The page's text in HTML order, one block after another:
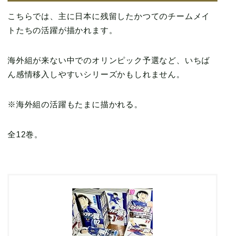
こちらでは、主に日本に残留したかつてのチームメイ
トたちの活躍が描かれます。
海外組が来ない中でのオリンピック予選など、いちば
ん感情移入しやすいシリーズかもしれません。
※海外組の活躍もたまに描かれる。
全12巻。